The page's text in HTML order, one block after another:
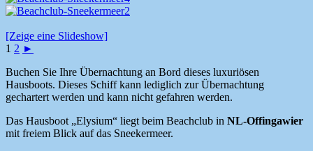
[Zeige eine Slideshow]
1 2 ►
Buchen Sie Ihre Übernachtung an Bord dieses luxuriösen
Hausboots. Dieses Schiff kann lediglich zur Übernachtung
gechartert werden und kann nicht gefahren werden.
Das Hausboot „Elysium“ liegt beim Beachclub in NL-Offingawier
mit freiem Blick auf das Sneekermeer.